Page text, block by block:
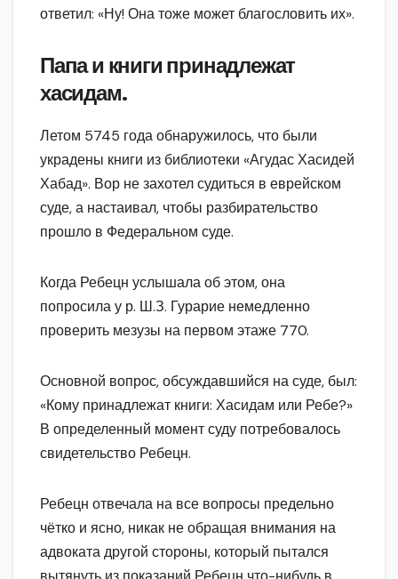
ответил: «Ну! Она тоже может благословить их».
Папа и книги принадлежат
хасидам.
Летом 5745 года обнаружилось, что были
украдены книги из библиотеки «Агудас Хасидей
Хабад». Вор не захотел судиться в еврейском
суде, а настаивал, чтобы разбирательство
прошло в Федеральном суде.
Когда Ребецн услышала об этом, она
попросила у р. Ш.З. Гурарие немедленно
проверить мезузы на первом этаже 770.
Основной вопрос, обсуждавшийся на суде, был:
«Кому принадлежат книги: Хасидам или Ребе?»
В определенный момент суду потребовалось
свидетельство Ребецн.
Ребецн отвечала на все вопросы предельно
чётко и ясно, никак не обращая внимания на
адвоката другой стороны, который пытался